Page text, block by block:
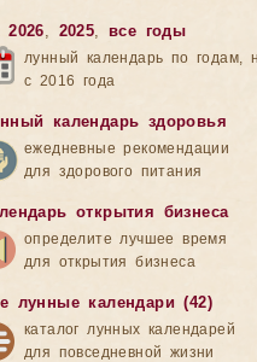
2026, 2025,все годы
лунный календарь по годам,
с 2016 года
календарь здоровья
ежедневные рекомендации
для здорового питания
открытия бизнеса
определите лучшее время
для открытия бизнеса
лунные календари (42)
каталог лунных календарей
для повседневной жизни